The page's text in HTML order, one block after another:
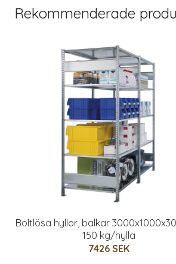
Rekommenderade
Boltlösa hyllor, balkar
150 kg/hylla
7426 SEK